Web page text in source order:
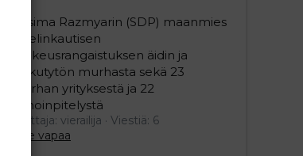
Nasima Razmyarin (SDP) maanmies
sai elinkautisen
vankeusrangaistuksen äidin ja
pikkutytön murhasta sekä 23
murhan yrityksestä ja 22
pahoinpitelystä
Aloittaja: vierailija
Viestiä: 6
Aihe vapaa